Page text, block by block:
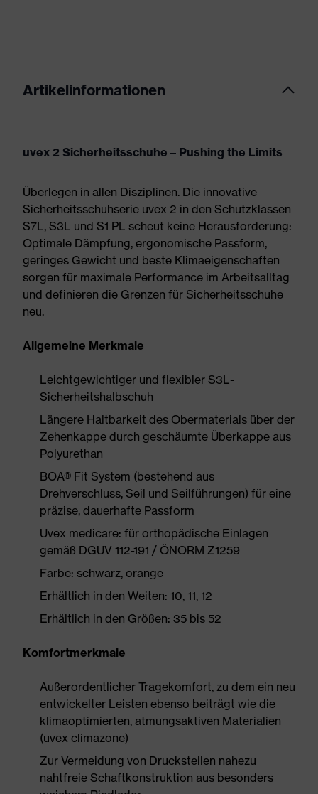
Artikelinformationen
uvex 2 Sicherheitsschuhe – Pushing the Limits
Überlegen in allen Disziplinen. Die innovative
Sicherheitsschuhserie uvex 2 in den Schutzklassen
S7L, S3L und S1 PL scheut keine Herausforderung:
Optimale Dämpfung, ergonomische Passform,
geringes Gewicht und beste Klimaeigenschaften
sorgen für maximale Performance im Arbeitsalltag
und definieren die Grenzen für Sicherheitsschuhe
neu.
Allgemeine Merkmale
Leichtgewichtiger und flexibler S3L-
Sicherheitshalbschuh
Längere Haltbarkeit des Obermaterials über der
Zehenkappe durch geschäumte Überkappe aus
Polyurethan
BOA® Fit System (bestehend aus
Drehverschluss, Seil und Seilführungen) für eine
präzise, dauerhafte Passform
Uvex medicare: für orthopädische Einlagen
gemäß DGUV 112-191 / ÖNORM Z1259
Farbe: schwarz, orange
Erhältlich in den Weiten: 10, 11, 12
Erhältlich in den Größen: 35 bis 52
Komfortmerkmale
Außerordentlicher Tragekomfort, zu dem ein neu
entwickelter Leisten ebenso beiträgt wie die
klimaoptimierten, atmungsaktiven Materialien
(uvex climazone)
Zur Vermeidung von Druckstellen nahezu
nahtfreie Schaftkonstruktion aus besonders